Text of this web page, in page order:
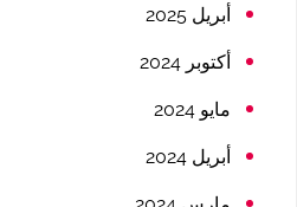
أبريل 2025
أكتوبر 2024
مايو 2024
أبريل 2024